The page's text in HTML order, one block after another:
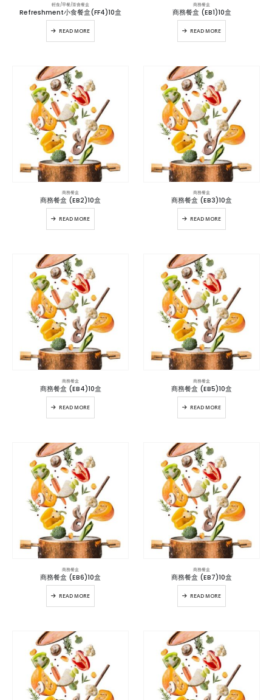
輕食/早餐/茶會餐盒
Refreshment小食餐盒(FF4)10盒
READ MORE
商務餐盒
商務餐盒 (EB1)10盒
READ MORE
商務餐盒
商務餐盒 (EB2)10盒
READ MORE
商務餐盒
商務餐盒 (EB3)10盒
READ MORE
商務餐盒
商務餐盒 (EB4)10盒
READ MORE
商務餐盒
商務餐盒 (EB5)10盒
READ MORE
商務餐盒
商務餐盒 (EB6)10盒
READ MORE
商務餐盒
商務餐盒 (EB7)10盒
READ MORE